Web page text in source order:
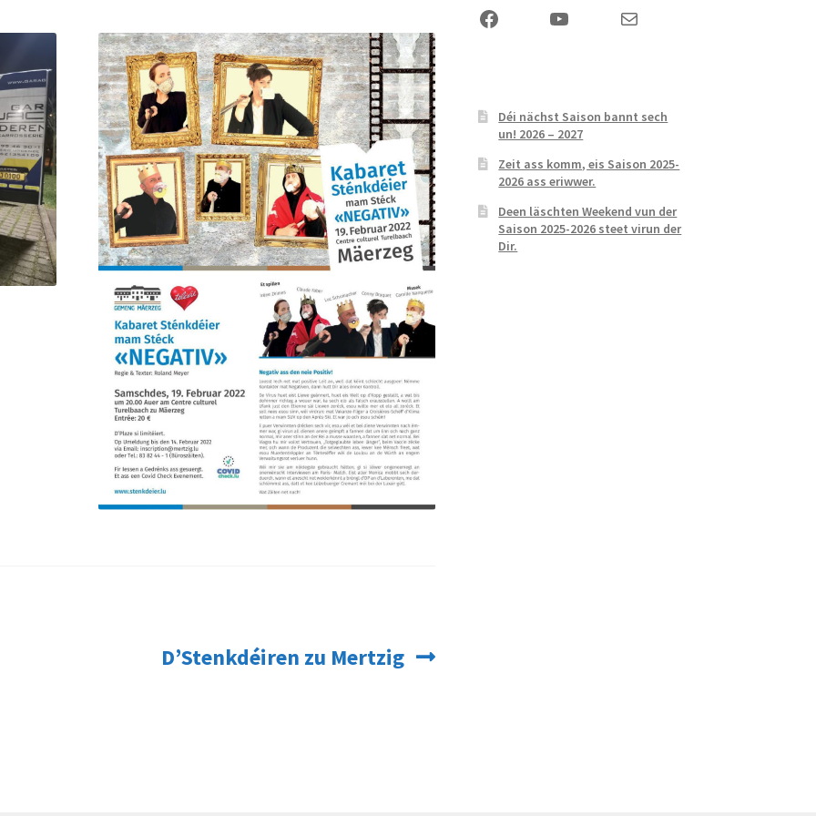
Next
D’Stenkdéiren zu Mertzig
Facebook YouTube Mail
Déi nächst Saison bannt sech
un! 2026 – 2027
Zeit ass komm, eis Saison 2025-
2026 ass eriwwer.
Deen läschten Weekend vun der
Saison 2025-2026 steet virun der
Dir.